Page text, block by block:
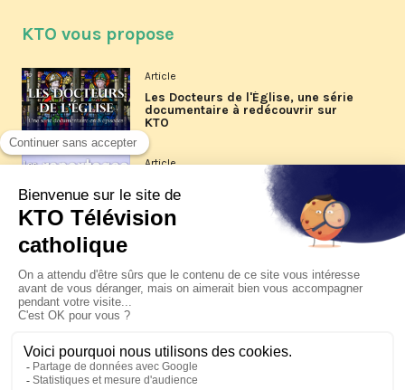
KTO vous propose
Article
Les Docteurs de l'Église, une série
documentaire à redécouvrir sur
KTO
Article
Les reportages d'été 2026 de KTO
La visite pastorale du pape Léon
XIV à Assise à suivre sur KTO le
jeudi 6 août
Le pape en Uruguay, Argentine et
Pérou du 6 au 17 novembre 2026